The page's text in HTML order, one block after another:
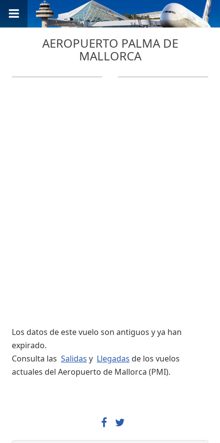
AEROPUERTO PALMA DE
MALLORCA
Los datos de este vuelo son antiguos y ya han
expirado.
Consulta las Salidas y Llegadas de los vuelos
actuales del Aeropuerto de Mallorca (PMI).